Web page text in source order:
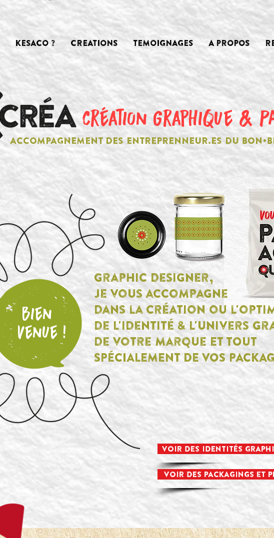
KESACO ? CREATIONS TEMOIGNAGES A PROPOS
création graphique &
ACCOMPAGNEMENT DES ENTREPRENNEUR.ES DU
graphic designer,
je vous accompagne
dans la création ou
de L'identité & L'univers
de votre marque ET TOUT
SPÉCIALEMENT DE VOS
Bien
venue !
VOIR DES IDENTITÉS
VOIR DES PACKAGINGS et